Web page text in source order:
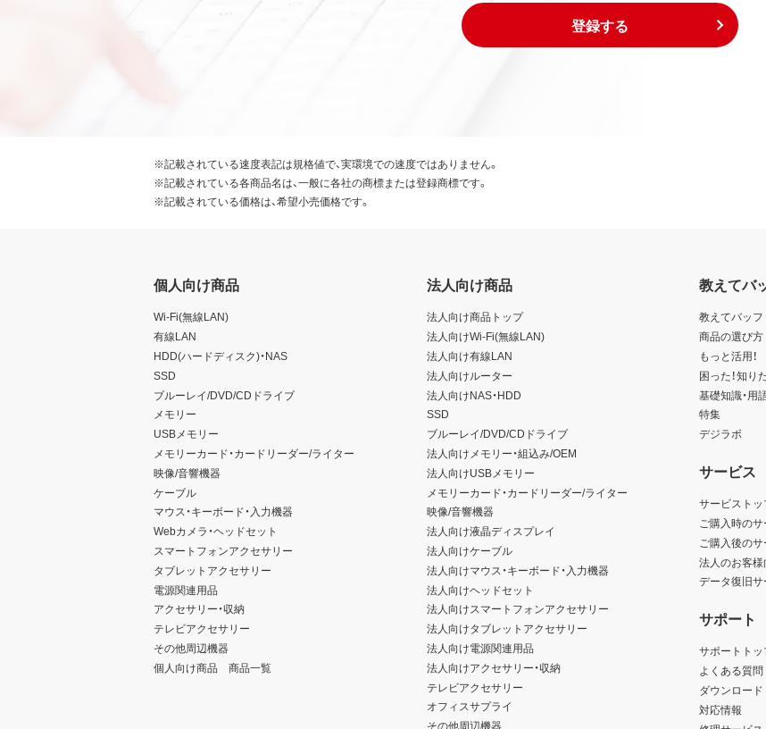
登録する
※記載されている速度表記は規格値で、実環境での速度ではありません。
※記載されている各商品名は、一般に各社の商標または登録商標です。
※記載されている価格は、希望小売価格です。
個人向け商品
Wi-Fi(無線LAN)
有線LAN
HDD(ハードディスク)・NAS
SSD
ブルーレイ/DVD/CDドライブ
メモリー
USBメモリー
メモリーカード・カードリーダー/ライター
映像/音響機器
ケーブル
マウス・キーボード・入力機器
Webカメラ・ヘッドセット
スマートフォンアクセサリー
タブレットアクセサリー
電源関連用品
アクセサリー・収納
テレビアクセサリー
その他周辺機器
個人向け商品 商品一覧
法人向け商品
法人向け商品トップ
法人向けWi-Fi(無線LAN)
法人向け有線LAN
法人向けルーター
法人向けNAS・HDD
SSD
ブルーレイ/DVD/CDドライブ
法人向けメモリー・組込み/OEM
法人向けUSBメモリー
メモリーカード・カードリーダー/ライター
映像/音響機器
法人向け液晶ディスプレイ
法人向けケーブル
法人向けマウス・キーボード・入力機器
法人向けヘッドセット
法人向けスマートフォンアクセサリー
法人向けタブレットアクセサリー
法人向け電源関連用品
法人向けアクセサリー・収納
テレビアクセサリー
オフィスサプライ
その他周辺機器
教えてバ
教えてバッ
商品の選び方
もっと活用！
困った！知り
基礎知識・用
特集
デジラボ
サービス
サービスト
ご購入時の
ご購入後の
法人のお客
データ復旧サ
サポート
サポートト
よくある質問
ダウンロード
対応情報